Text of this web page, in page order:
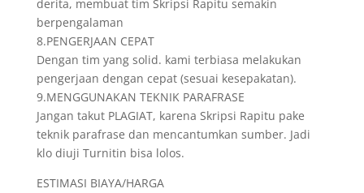
derita, membuat tim Skripsi Rapitu semakin
berpengalaman
8.PENGERJAAN CEPAT
Dengan tim yang solid. kami terbiasa melakukan
pengerjaan dengan cepat (sesuai kesepakatan).
9.MENGGUNAKAN TEKNIK PARAFRASE
Jangan takut PLAGIAT, karena Skripsi Rapitu pake
teknik parafrase dan mencantumkan sumber. Jadi
klo diuji Turnitin bisa lolos.
ESTIMASI BIAYA/HARGA